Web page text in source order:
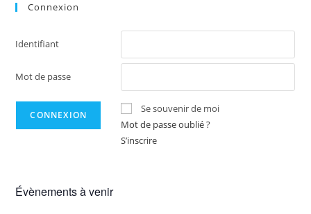
Connexion
Identifiant
Mot de passe
Se souvenir de moi
Mot de passe oublié ?
S’inscrire
Évènements à venir